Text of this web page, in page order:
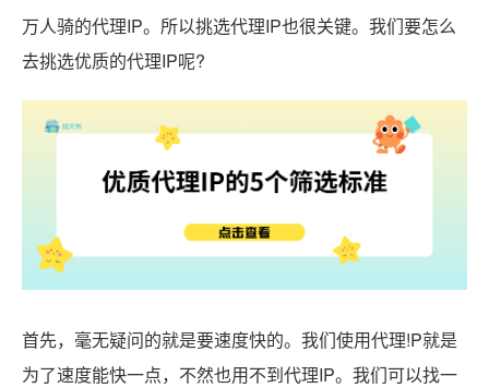
万人骑的代理IP。所以挑选代理IP也很关键。我们要怎么
去挑选优质的代理IP呢?
首先，毫无疑问的就是要速度快的。我们使用代理!P就是
为了速度能快一点，不然也用不到代理IP。我们可以找一